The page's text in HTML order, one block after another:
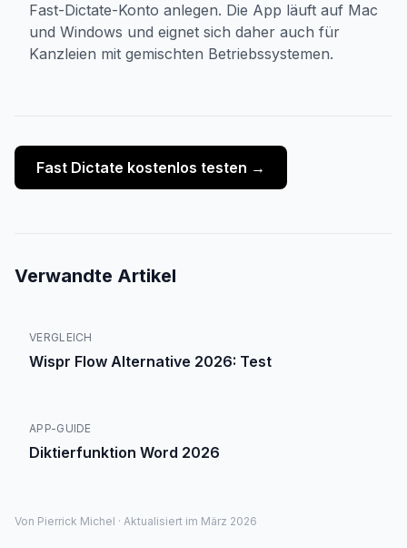
Fast-Dictate-Konto anlegen. Die App läuft auf Mac
und Windows und eignet sich daher auch für
Kanzleien mit gemischten Betriebssystemen.
Fast Dictate kostenlos testen →
Verwandte Artikel
VERGLEICH
Wispr Flow Alternative 2026: Test
APP-GUIDE
Diktierfunktion Word 2026
Von Pierrick Michel · Aktualisiert im März 2026